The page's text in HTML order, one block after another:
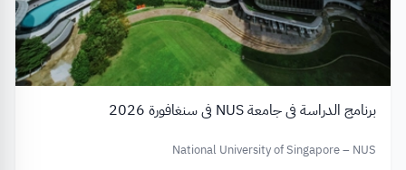
برنامج الدراسة في جامعة NUS في سنغافورة 2026
National University of Singapore – NUS